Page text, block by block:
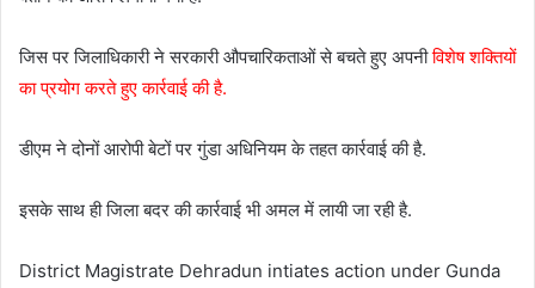
जिस पर जिलाधिकारी ने सरकारी औपचारिकताओं से बचते हुए अपनीविशेष शक्तियों
का प्रयोग करते हुए कार्रवाई की है.
डीएम ने दोनों आरोपी बेटों पर गुंडा अधिनियम के तहत कार्रवाई की है.
इसके साथ ही जिला बदर की कार्रवाई भी अमल में लायी जा रही है.
District Magistrate Dehradun intiates action under Gunda